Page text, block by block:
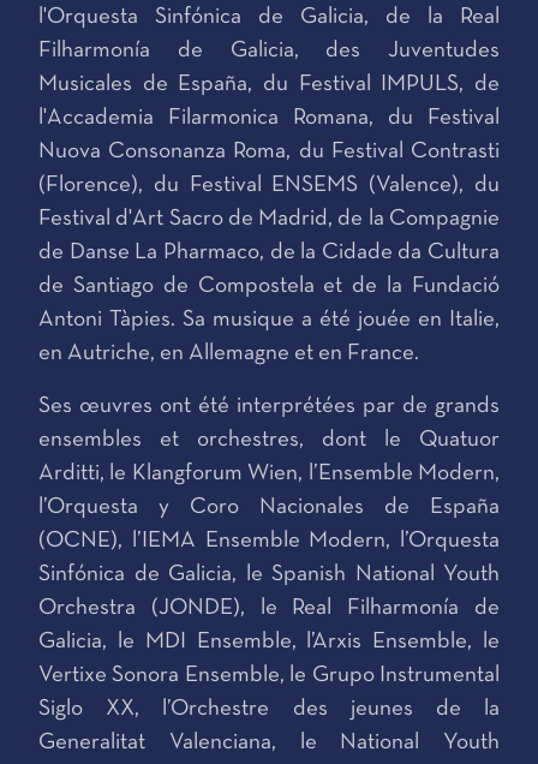
l'Orquesta Sinfónica de Galicia, de la Real
Filharmonía de Galicia, des Juventudes
Musicales de España, du Festival IMPULS, de
l'Accademia Filarmonica Romana, du Festival
Nuova Consonanza Roma, du Festival Contrasti
(Florence), du Festival ENSEMS (Valence), du
Festival d'Art Sacro de Madrid, de la Compagnie
de Danse La Pharmaco, de la Cidade da Cultura
de Santiago de Compostela et de la Fundació
Antoni Tàpies. Sa musique a été jouée en Italie,
en Autriche, en Allemagne et en France.
Ses œuvres ont été interprétées par de grands
ensembles et orchestres, dont le Quatuor
Arditti, le Klangforum Wien, l’Ensemble Modern,
l’Orquesta y Coro Nacionales de España
(OCNE), l’IEMA Ensemble Modern, l’Orquesta
Sinfónica de Galicia, le Spanish National Youth
Orchestra (JONDE), le Real Filharmonía de
Galicia, le MDI Ensemble, l’Arxis Ensemble, le
Vertixe Sonora Ensemble, le Grupo Instrumental
Siglo XX, l’Orchestre des jeunes de la
Generalitat Valenciana, le National Youth